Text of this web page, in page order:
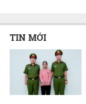
TIN MỚI